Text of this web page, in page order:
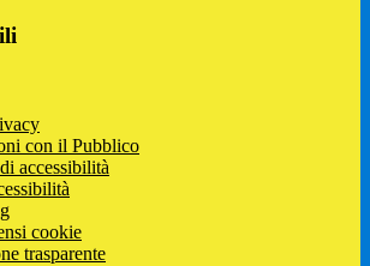
con il Pubblico
accessibilità
cookie
trasparente